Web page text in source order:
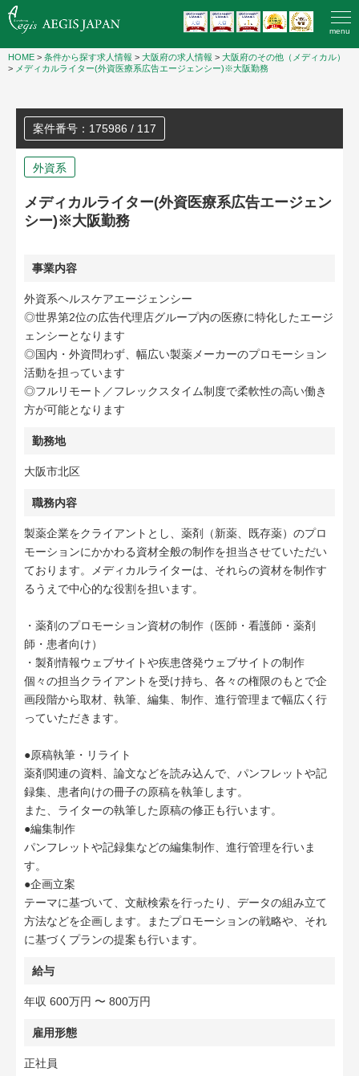
menu
HOME > 条件から探す求人情報 > 大阪府の求人情報 > 大阪府のその他（メディカル）
> メディカルライター(外資医療系広告エージェンシー)※大阪勤務
案件番号：175986 / 117
外資系
メディカルライター(外資医療系広告エージェン
シー)※大阪勤務
事業内容
外資系ヘルスケアエージェンシー
◎世界第2位の広告代理店グループ内の医療に特化したエージ
ェンシーとなります
◎国内・外資問わず、幅広い製薬メーカーのプロモーション
活動を担っています
◎フルリモート／フレックスタイム制度で柔軟性の高い働き
方が可能となります
勤務地
大阪市北区
職務内容
製薬企業をクライアントとし、薬剤（新薬、既存薬）のプロ
モーションにかかわる資材全般の制作を担当させていただい
ております。メディカルライターは、それらの資材を制作す
るうえで中心的な役割を担います。
・薬剤のプロモーション資材の制作（医師・看護師・薬剤
師・患者向け）
・製剤情報ウェブサイトや疾患啓発ウェブサイトの制作
個々の担当クライアントを受け持ち、各々の権限のもとで企
画段階から取材、執筆、編集、制作、進行管理まで幅広く行
っていただきます。
●原稿執筆・リライト
薬剤関連の資料、論文などを読み込んで、パンフレットや記
録集、患者向けの冊子の原稿を執筆します。
また、ライターの執筆した原稿の修正も行います。
●編集制作
パンフレットや記録集などの編集制作、進行管理を行いま
す。
●企画立案
テーマに基づいて、文献検索を行ったり、データの組み立て
方法などを企画します。またプロモーションの戦略や、それ
に基づくプランの提案も行います。
給与
年収 600万円 〜 800万円
雇用形態
正社員